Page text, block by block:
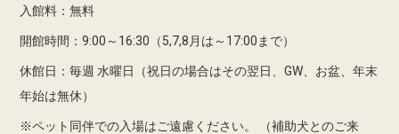
入館料：無料
開館時間：9:00～16:30（5,7,8月は～17:00まで）
休館日：毎週 水曜日（祝日の場合はその翌日、GW、お盆、年末
年始は無休）
※ペット同伴での入場はご遠慮ください。
（補助犬とのご来